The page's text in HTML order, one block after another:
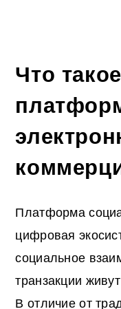
Что
Платформа
цифровая
социальное
транзакции
В отличие от